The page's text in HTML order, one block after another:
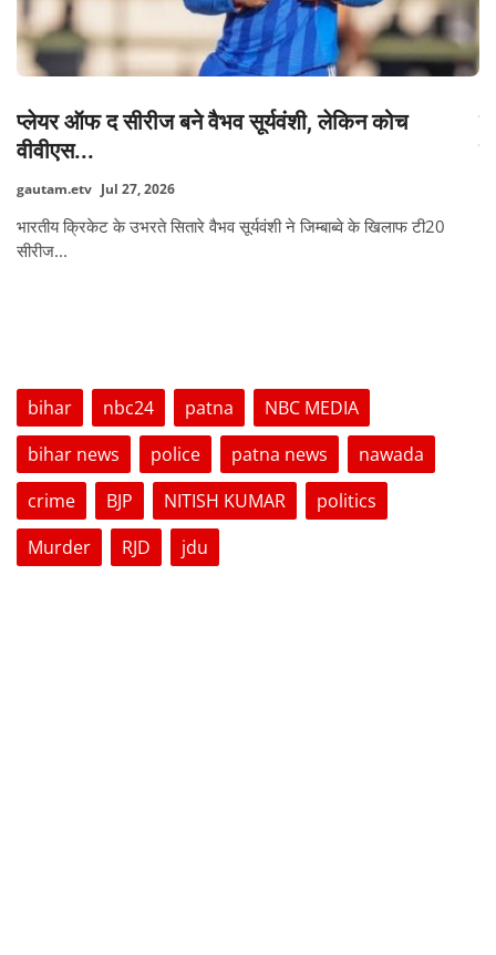
प्लेयर ऑफ द सीरीज बने वैभव सूर्यवंशी, लेकिन कोच
वीवीएस...
gautam.etv Jul 27, 2026
भारतीय क्रिकेट के उभरते सितारे वैभव सूर्यवंशी ने जिम्बाब्वे के खिलाफ टी20
सीरीज...
bihar nbc24 patna
NBC MEDIA
bihar news
police patna news
nawada
crime
BJP NITISH KUMAR
politics
Murder
RJD jdu